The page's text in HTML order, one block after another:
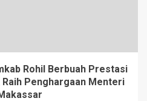
Rohil Berbuah Prestasi
Raih Penghargaan Menteri